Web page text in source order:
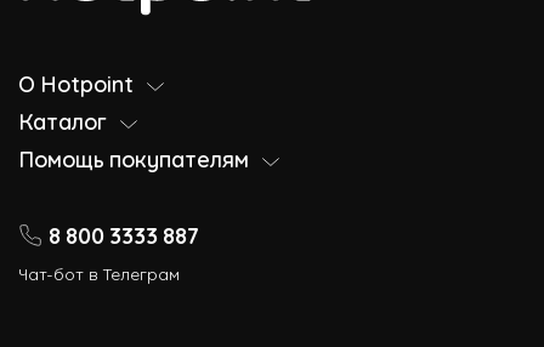
О Hotpoint
Каталог
Помощь покупателям
8 800 3333 887
Чат-бот в Телеграм